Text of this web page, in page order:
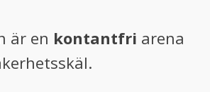
är en kontantfri arena